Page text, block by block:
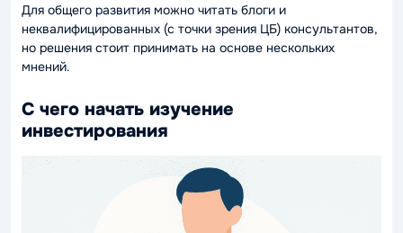
Для общего развития можно читать блоги и
неквалифицированных (с точки зрения ЦБ) консультантов,
но решения стоит принимать на основе нескольких
мнений.
С чего начать изучение
инвестирования